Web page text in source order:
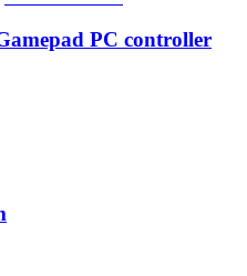
PC controller